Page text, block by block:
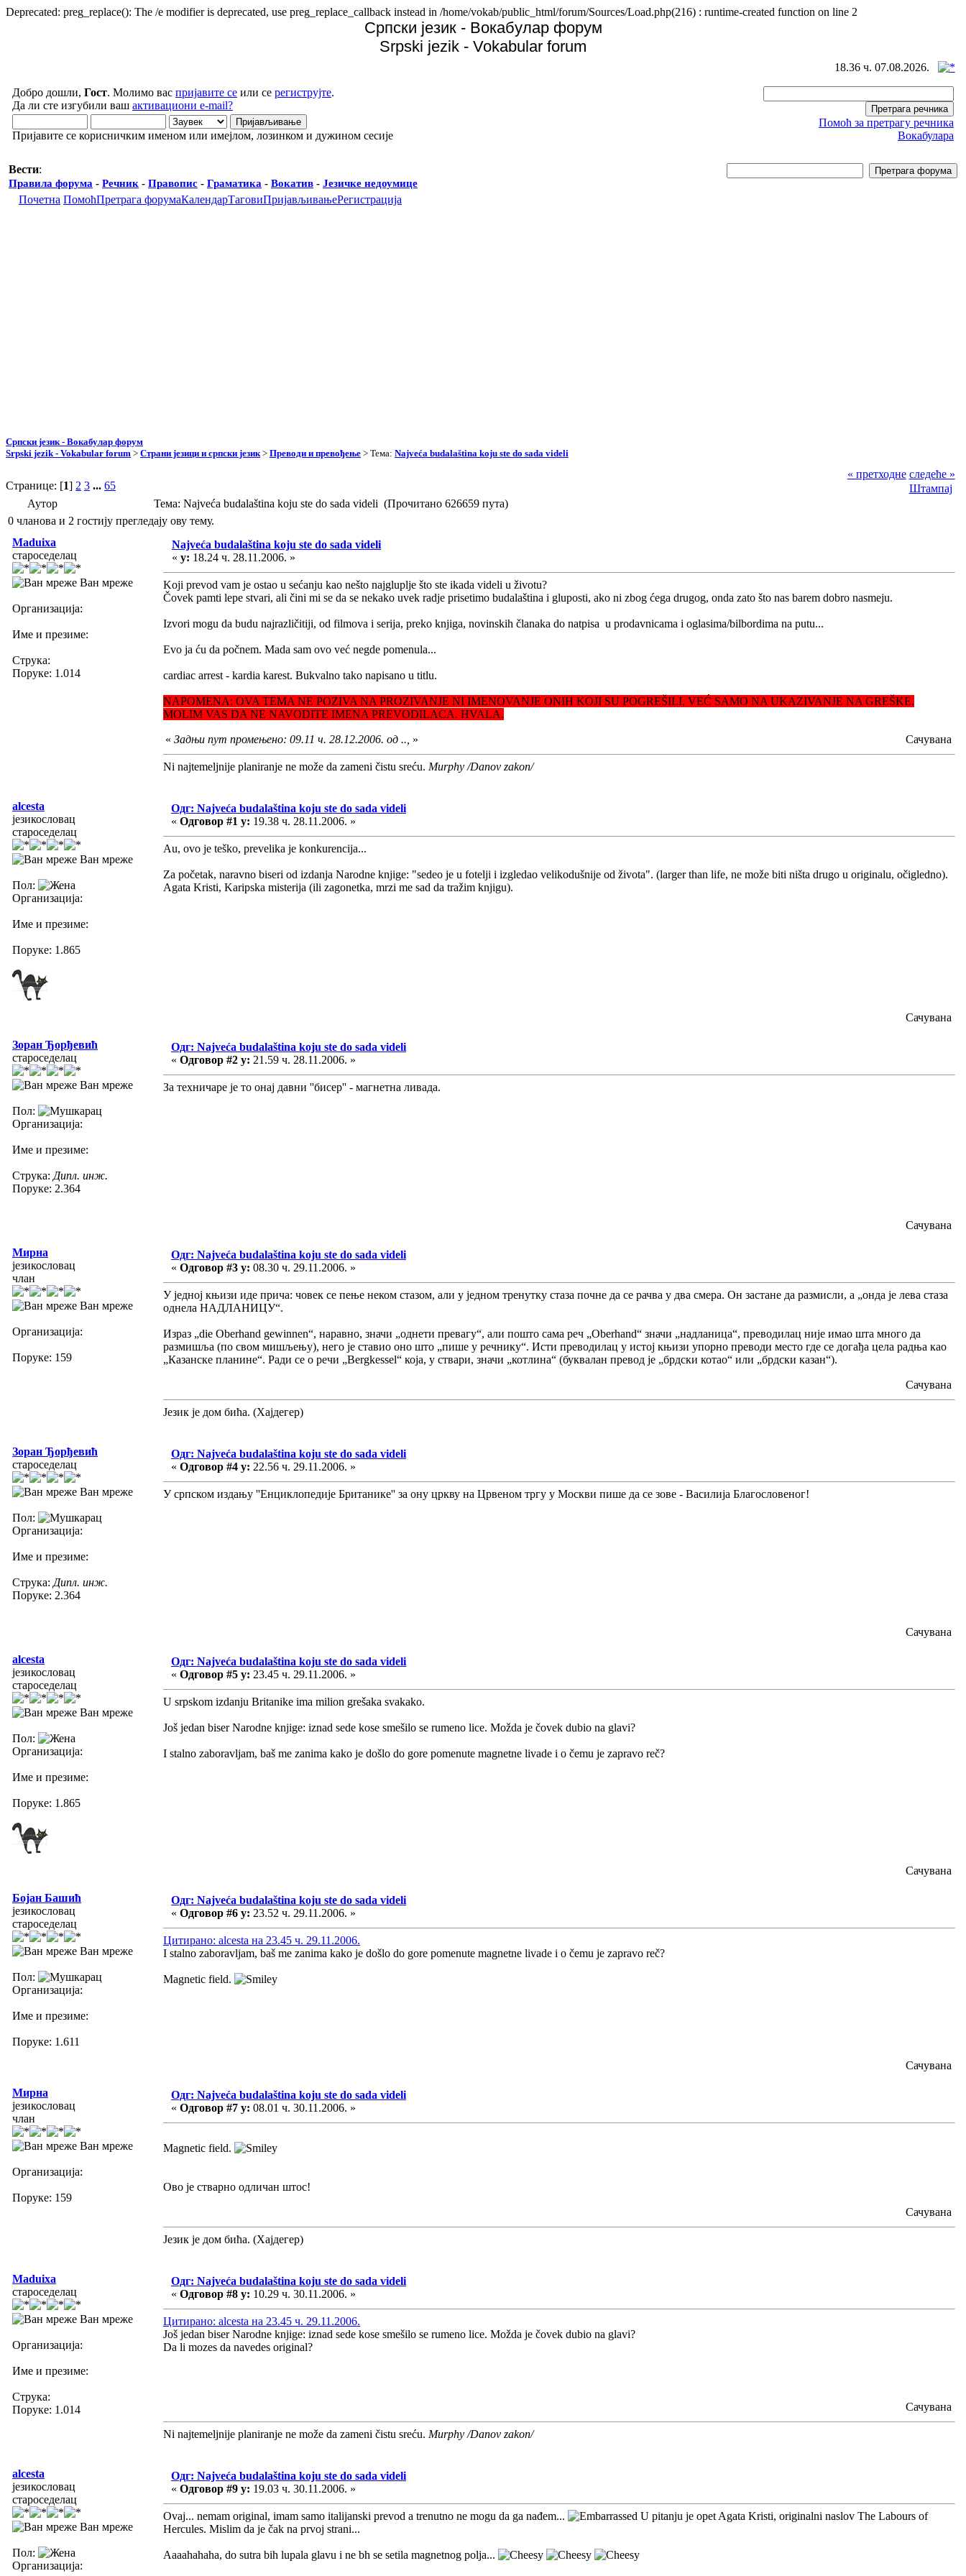
Deprecated: preg_replace(): The /e modifier is deprecated, use preg_replace_callback instead in /home/vokab/public_html/forum/Sources/Load.php(216) : runtime-created function on line 2
Српски језик - Вокабулар форум
Srpski jezik - Vokabular forum
18.36 ч. 07.08.2026.
Добро дошли, Гост. Молимо вас пријавите се или се региструјте.
Да ли сте изгубили ваш активациони e-mail?
Пријавите се корисничким именом или имејлом, лозинком и дужином сесије
Помоћ за претрагу речника
Вокабулара
Вести:
Правила форума - Речник - Правопис - Граматика - Вокатив - Језичке недоумице
Почетна ПомоћПретрага форумаКалендарТаговиПријављивањеРегистрација
Српски језик - Вокабулар форум
Srpski jezik - Vokabular forum > Страни језици и српски језик > Преводи и превођење > Тема: Najveća budalaština koju ste do sada videli
Странице: [1] 2 3 ... 65
« претходне следеће »
Штампај
Аутор
Тема: Najveća budalaština koju ste do sada videli (Прочитано 626659 пута)
0 чланова и 2 гостију прегледају ову тему.
Maduixa
староседелац
Ван мреже
Организација:
Име и презиме:
Струка:
Поруке: 1.014
Najveća budalaština koju ste do sada videli
« у: 18.24 ч. 28.11.2006. »
Koji prevod vam je ostao u sećanju kao nešto najgluplje što ste ikada videli u životu?
Čovek pamti lepe stvari, ali čini mi se da se nekako uvek radje prisetimo budalaština i gluposti, ako ni zbog ćega drugog, onda zato što nas barem dobro nasmeju.
Izvori mogu da budu najrazličitiji, od filmova i serija, preko knjiga, novinskih članaka do natpisa u prodavnicama i oglasima/bilbordima na putu...
Evo ja ću da počnem. Mada sam ovo već negde pomenula...
cardiac arrest - kardia karest. Bukvalno tako napisano u titlu.
NAPOMENA: OVA TEMA NE POZIVA NA PROZIVANJE NI IMENOVANJE ONIH KOJI SU POGREŠILI, VEĆ SAMO NA UKAZIVANJE NA GREŠKE.
MOLIM VAS DA NE NAVODITE IMENA PREVODILACA. HVALA.
« Задњи пут промењено: 09.11 ч. 28.12.2006. од .., » Сачувана
Ni najtemeljnije planiranje ne može da zameni čistu sreću. Murphy /Danov zakon/
alcesta
језикословац
староседелац
Ван мреже
Пол:
Организација:
Име и презиме:
Поруке: 1.865
Одг: Najveća budalaština koju ste do sada videli
« Одговор #1 у: 19.38 ч. 28.11.2006. »
Au, ovo je teško, prevelika je konkurencija...
Za početak, naravno biseri od izdanja Narodne knjige: "sedeo je u fotelji i izgledao velikodušnije od života". (larger than life, ne može biti ništa drugo u originalu, očigledno).
Agata Kristi, Karipska misterija (ili zagonetka, mrzi me sad da tražim knjigu).
Сачувана
Зоран Ђорђевић
староседелац
Ван мреже
Пол:
Организација:
Име и презиме:
Струка: Дипл. инж.
Поруке: 2.364
Одг: Najveća budalaština koju ste do sada videli
« Одговор #2 у: 21.59 ч. 28.11.2006. »
За техничаре је то онај давни ''бисер'' - магнетна ливада.
Сачувана
Мирна
језикословац
члан
Ван мреже
Организација:
Поруке: 159
Одг: Najveća budalaština koju ste do sada videli
« Одговор #3 у: 08.30 ч. 29.11.2006. »
У једној књизи иде прича: човек се пење неком стазом, али у једном тренутку стаза почне да се рачва у два смера. Он застане да размисли, а „онда је лева стаза
однела НАДЛАНИЦУ“.
Израз „die Oberhand gewinnen“, наравно, значи „однети превагу“, али пошто сама реч „Oberhand“ значи „надланица“, преводилац није имао шта много да
размишља (по свом мишљењу), него је ставио оно што „пише у речнику“. Исти преводилац у истој књизи упорно преводи место где се догађа цела радња као
„Казанске планине“. Ради се о речи „Bergkessel“ која, у ствари, значи „котлина“ (буквалан превод је „брдски котао“ или „брдски казан“).
Сачувана
Језик је дом бића. (Хајдегер)
Зоран Ђорђевић
староседелац
Ван мреже
Пол:
Организација:
Име и презиме:
Струка: Дипл. инж.
Поруке: 2.364
Одг: Najveća budalaština koju ste do sada videli
« Одговор #4 у: 22.56 ч. 29.11.2006. »
У српском издању ''Енциклопедије Британике'' за ону цркву на Црвеном тргу у Москви пише да се зове - Василија Благословеног!
Сачувана
alcesta
језикословац
староседелац
Ван мреже
Пол:
Организација:
Име и презиме:
Поруке: 1.865
Одг: Najveća budalaština koju ste do sada videli
« Одговор #5 у: 23.45 ч. 29.11.2006. »
U srpskom izdanju Britanike ima milion grešaka svakako.
Još jedan biser Narodne knjige: iznad sede kose smešilo se rumeno lice. Možda je čovek dubio na glavi?
I stalno zaboravljam, baš me zanima kako je došlo do gore pomenute magnetne livade i o čemu je zapravo reč?
Сачувана
Бојан Башић
језикословац
староседелац
Ван мреже
Пол:
Организација:
Име и презиме:
Поруке: 1.611
Одг: Najveća budalaština koju ste do sada videli
« Одговор #6 у: 23.52 ч. 29.11.2006. »
Цитирано: alcesta на 23.45 ч. 29.11.2006.
I stalno zaboravljam, baš me zanima kako je došlo do gore pomenute magnetne livade i o čemu je zapravo reč?
Magnetic field.
Сачувана
Мирна
језикословац
члан
Ван мреже
Организација:
Поруке: 159
Одг: Najveća budalaština koju ste do sada videli
« Одговор #7 у: 08.01 ч. 30.11.2006. »
Magnetic field.
Ово је стварно одличан штос!
Сачувана
Језик је дом бића. (Хајдегер)
Maduixa
староседелац
Ван мреже
Организација:
Име и презиме:
Струка:
Поруке: 1.014
Одг: Najveća budalaština koju ste do sada videli
« Одговор #8 у: 10.29 ч. 30.11.2006. »
Цитирано: alcesta на 23.45 ч. 29.11.2006.
Još jedan biser Narodne knjige: iznad sede kose smešilo se rumeno lice. Možda je čovek dubio na glavi?
Da li mozes da navedes original?
Сачувана
Ni najtemeljnije planiranje ne može da zameni čistu sreću. Murphy /Danov zakon/
alcesta
језикословац
староседелац
Ван мреже
Пол:
Организација:
Одг: Najveća budalaština koju ste do sada videli
« Одговор #9 у: 19.03 ч. 30.11.2006. »
Ovaj... nemam original, imam samo italijanski prevod a trenutno ne mogu da ga nađem...
U pitanju je opet Agata Kristi, originalni naslov The Labours of
Hercules. Mislim da je čak na prvoj strani...
Aaaahahaha, do sutra bih lupala glavu i ne bh se setila magnetnog polja...